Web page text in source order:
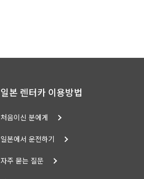
일본 렌터카 이용방법
처음이신 분에게
일본에서 운전하기
자주 묻는 질문